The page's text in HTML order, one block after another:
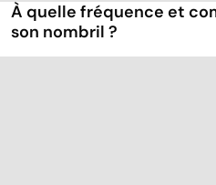
À quelle fréquence et
son nombril ?